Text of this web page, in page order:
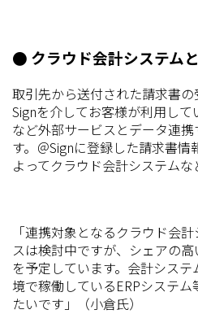
● クラウド会計システム
取引先から送付された請求書
Signを介してお客様が利用し
など外部サービスとデータ連
す。＠Signに登録した請求書情
よってクラウド会計システムな
「連携対象となるクラウド会
スは検討中ですが、シェアの
を予定しています。会計シス
境で稼働しているERPシステ
たいです」（小倉氏）